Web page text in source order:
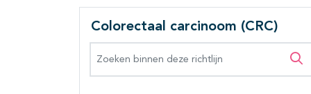
Colorectaal carcinoom (CRC)